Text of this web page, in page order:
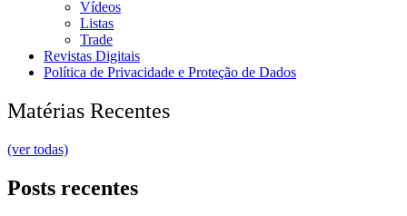
Vídeos
Listas
Trade
Revistas Digitais
Política de Privacidade e Proteção de Dados
Matérias Recentes
(ver todas)
Posts recentes